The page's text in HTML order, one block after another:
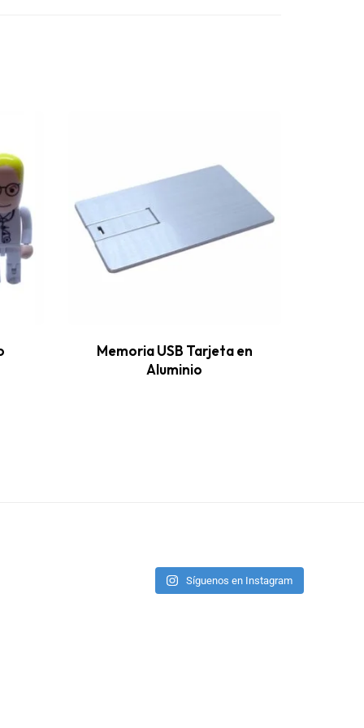
Memoria USB Tarjeta en
Aluminio
Síguenos en Instagram